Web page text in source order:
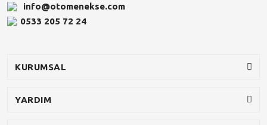
info@otomenekse.com
0533 205 72 24
KURUMSAL
YARDIM